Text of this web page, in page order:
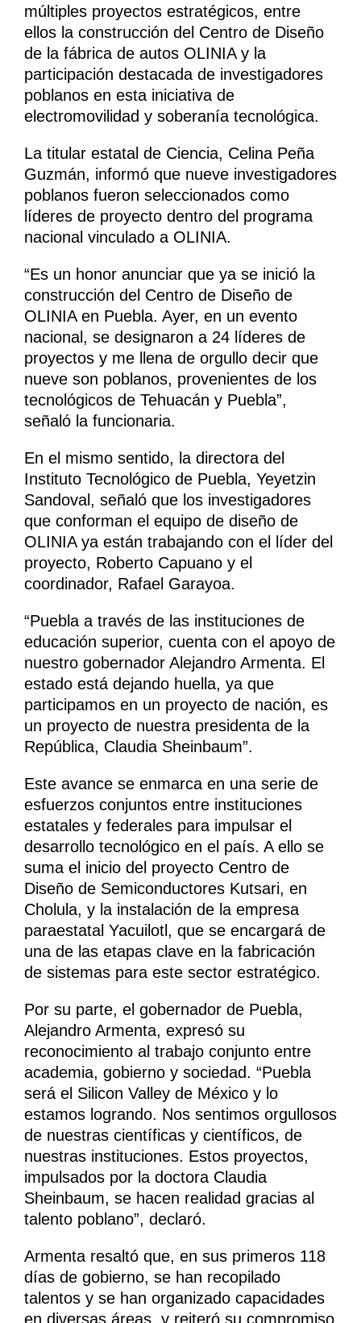
múltiples proyectos estratégicos, entre
ellos la construcción del Centro de Diseño
de la fábrica de autos OLINIA y la
participación destacada de investigadores
poblanos en esta iniciativa de
electromovilidad y soberanía tecnológica.
La titular estatal de Ciencia, Celina Peña
Guzmán, informó que nueve investigadores
poblanos fueron seleccionados como
líderes de proyecto dentro del programa
nacional vinculado a OLINIA.
“Es un honor anunciar que ya se inició la
construcción del Centro de Diseño de
OLINIA en Puebla. Ayer, en un evento
nacional, se designaron a 24 líderes de
proyectos y me llena de orgullo decir que
nueve son poblanos, provenientes de los
tecnológicos de Tehuacán y Puebla”,
señaló la funcionaria.
En el mismo sentido, la directora del
Instituto Tecnológico de Puebla, Yeyetzin
Sandoval, señaló que los investigadores
que conforman el equipo de diseño de
OLINIA ya están trabajando con el líder del
proyecto, Roberto Capuano y el
coordinador, Rafael Garayoa.
“Puebla a través de las instituciones de
educación superior, cuenta con el apoyo de
nuestro gobernador Alejandro Armenta. El
estado está dejando huella, ya que
participamos en un proyecto de nación, es
un proyecto de nuestra presidenta de la
República, Claudia Sheinbaum”.
Este avance se enmarca en una serie de
esfuerzos conjuntos entre instituciones
estatales y federales para impulsar el
desarrollo tecnológico en el país. A ello se
suma el inicio del proyecto Centro de
Diseño de Semiconductores Kutsari, en
Cholula, y la instalación de la empresa
paraestatal Yacuilotl, que se encargará de
una de las etapas clave en la fabricación
de sistemas para este sector estratégico.
Por su parte, el gobernador de Puebla,
Alejandro Armenta, expresó su
reconocimiento al trabajo conjunto entre
academia, gobierno y sociedad. “Puebla
será el Silicon Valley de México y lo
estamos logrando. Nos sentimos orgullosos
de nuestras científicas y científicos, de
nuestras instituciones. Estos proyectos,
impulsados por la doctora Claudia
Sheinbaum, se hacen realidad gracias al
talento poblano”, declaró.
Armenta resaltó que, en sus primeros 118
días de gobierno, se han recopilado
talentos y se han organizado capacidades
en diversas áreas, y reiteró su compromiso